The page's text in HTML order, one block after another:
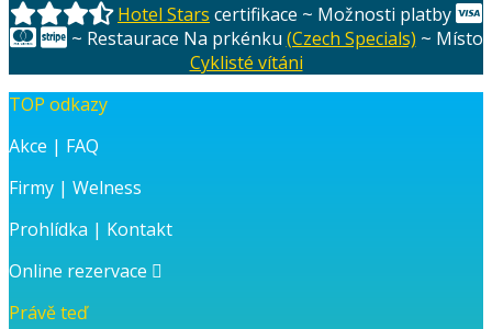
Hotel Stars certifikace ~ Možnosti platby
~ Restaurace Na prkénku (Czech Specials) ~ Místo
Cyklisté vítáni
TOP odkazy
Akce | FAQ
Firmy | Welness
Prohlídka | Kontakt
Online rezervace
Právě teď